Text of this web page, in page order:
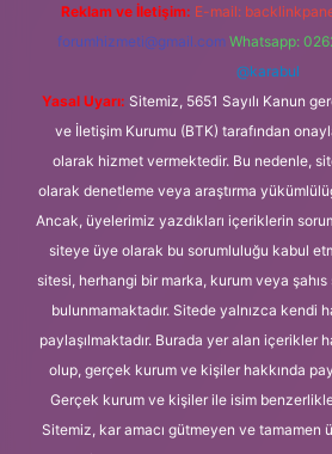
Reklam ve İletişim: E-mail:
forumhizmeti@gmail.com Whatsapp:
@karabul
Yasal Uyarı: Sitemiz, 5651 Sayılı Kanun
ve İletişim Kurumu (BTK) tarafından
olarak hizmet vermektedir. Bu nedenle,
olarak denetleme veya araştırma
Ancak, üyelerimiz yazdıkları içeriklerin
siteye üye olarak bu sorumluluğu kabul
sitesi, herhangi bir marka, kurum veya şahıs
bulunmamaktadır. Sitede yalnızca kendi
paylaşılmaktadır. Burada yer alan içerikler
olup, gerçek kurum ve kişiler hakkında
Gerçek kurum ve kişiler ile isim
Sitemiz, kar amacı gütmeyen ve tamamen